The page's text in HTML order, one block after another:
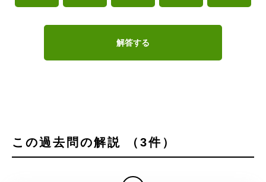
解答する
この過去問の解説 （3件）